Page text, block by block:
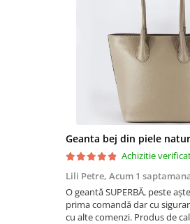
Geanta bej din piele
Achizitie
Lili Petre, Acum 1
O geantă SUPERBĂ, peste
prima comandă dar cu
cu alte comenzi. Produs de